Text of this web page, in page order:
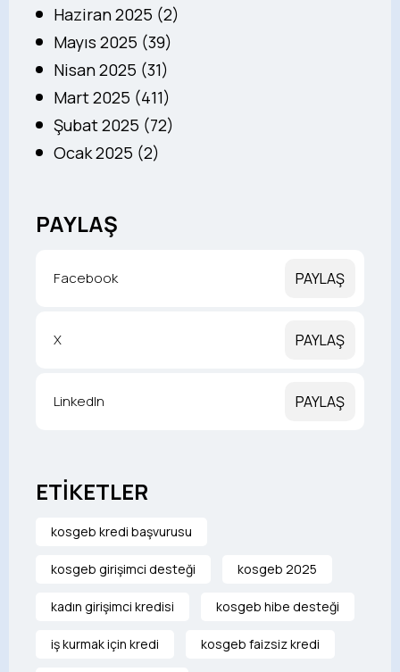
Haziran 2025 (2)
Mayıs 2025 (39)
Nisan 2025 (31)
Mart 2025 (411)
Şubat 2025 (72)
Ocak 2025 (2)
PAYLAŞ
Facebook PAYLAŞ
X PAYLAŞ
LinkedIn PAYLAŞ
ETİKETLER
kosgeb kredi başvurusu
kosgeb girişimci desteği kosgeb 2025
kadın girişimci kredisi kosgeb hibe desteği
iş kurmak için kredi kosgeb faizsiz kredi